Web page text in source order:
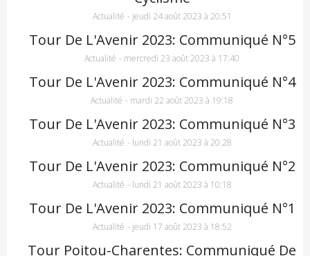
Actualité - jeudi 24 août 2023 à 20:51
Tour De L'Avenir 2023: Communiqué N°5
Actualité - mercredi 23 août 2023 à 17:40
Tour De L'Avenir 2023: Communiqué N°4
Actualité - mardi 22 août 2023 à 19:18
Tour De L'Avenir 2023: Communiqué N°3
Actualité - lundi 21 août 2023 à 20:28
Tour De L'Avenir 2023: Communiqué N°2
Actualité - lundi 21 août 2023 à 10:18
Tour De L'Avenir 2023: Communiqué N°1
Actualité - jeudi 17 août 2023 à 18:52
Tour Poitou-Charentes: Communiqué De